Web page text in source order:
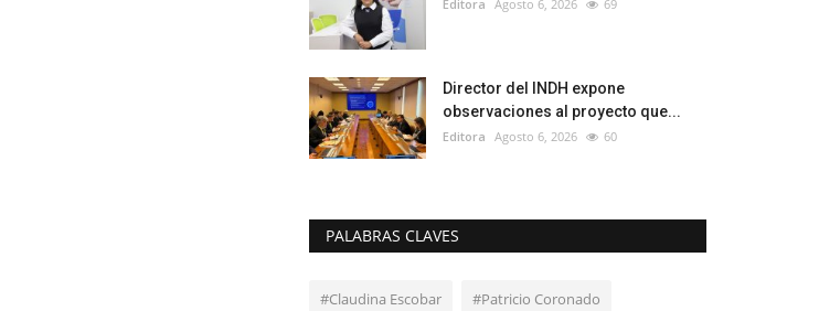
Editora Agosto 6, 2026 69
Director del INDH expone
observaciones al proyecto que...
Editora Agosto 6, 2026 60
PALABRAS CLAVES
#Claudina Escobar #Patricio Coronado